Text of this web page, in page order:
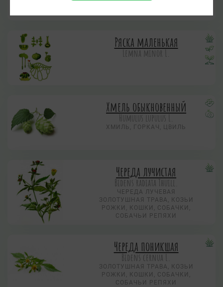
Ряска маленькая
Lemna minor L.
Хмель обыкновенный
Humulus lupulus L.
ХМИЛЬ, ГОРКАЧ, ЦВИЛЬ
Череда лучистая
Bidens radiata Thuill.
ЧЕРЕДА ЛУЧЕВАЯ
ЗОЛОТУШНАЯ ТРАВА, КОЗЬИ
РОЖКИ, КОШКИ, СОБАЧКИ,
СОБАЧЬИ РЕПЯХИ
Череда поникшая
Bidens cernua L.
ЗОЛОТУШНАЯ ТРАВА, КОЗЬИ
РОЖКИ, КОШКИ, СОБАЧКИ,
СОБАЧЬИ РЕПЯХИ